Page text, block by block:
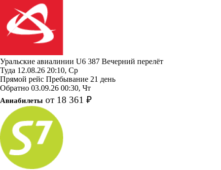
Уральские авиалинии U6 387 Вечерний перелёт
Туда 12.08.26 20:10, Ср
Прямой рейс Пребывание 21 день
Обратно 03.09.26 00:30, Чт
Авиабилеты от 18 361 ₽